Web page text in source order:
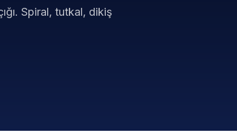
Spiral, tutkal, dikiş